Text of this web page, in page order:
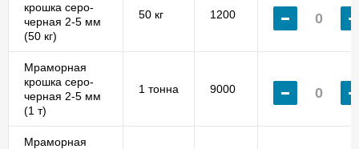
крошка серо-
черная 2-5 мм
(50 кг)
50 кг 1200
Мраморная
крошка серо-
черная 2-5 мм
(1 т)
1 тонна 9000
Мраморная